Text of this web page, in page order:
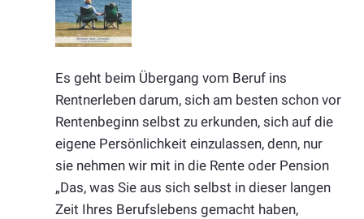
Es geht beim Übergang vom Beruf ins
Rentnerleben darum, sich am besten schon vor
Rentenbeginn selbst zu erkunden, sich auf die
eigene Persönlichkeit einzulassen, denn, nur
sie nehmen wir mit in die Rente oder Pension
„Das, was Sie aus sich selbst in dieser langen
Zeit Ihres Berufslebens gemacht haben,